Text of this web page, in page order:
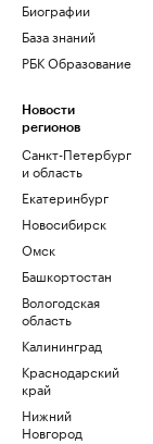
Биографии
База знаний
РБК Образование
Новости
регионов
Санкт-Петербург
и область
Екатеринбург
Новосибирск
Омск
Башкортостан
Вологодская
область
Калининград
Краснодарский
край
Нижний
Новгород